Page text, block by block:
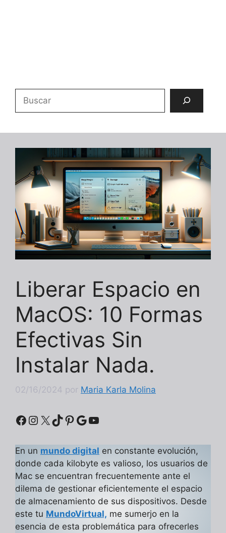
Liberar Espacio en
MacOS: 10 Formas
Efectivas Sin
Instalar Nada.
02/16/2024 por Maria Karla Molina
Facebook
Instagram
X TikTok
Pinterest
Google
YouTube
En un mundo digital en constante evolución,
donde cada kilobyte es valioso, los usuarios de
Mac se encuentran frecuentemente ante el
dilema de gestionar eficientemente el espacio
de almacenamiento de sus dispositivos. Desde
este tu MundoVirtual, me sumerjo en la
esencia de esta problemática para ofrecerles